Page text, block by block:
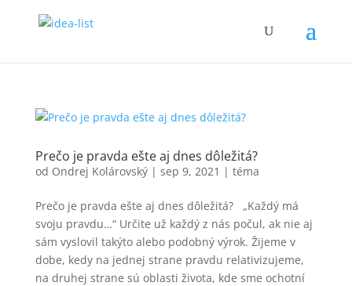
Prečo je pravda ešte aj dnes dôležitá?
od Ondrej Kolárovský| sep 9, 2021 | téma
Prečo je pravda ešte aj dnes dôležitá? „Každý má
svoju pravdu…“ Určite už každý z nás počul, ak nie aj
sám vyslovil takýto alebo podobný výrok. Žijeme v
dobe, kedy na jednej strane pravdu relativizujeme,
na druhej strane sú oblasti života, kde sme ochotní